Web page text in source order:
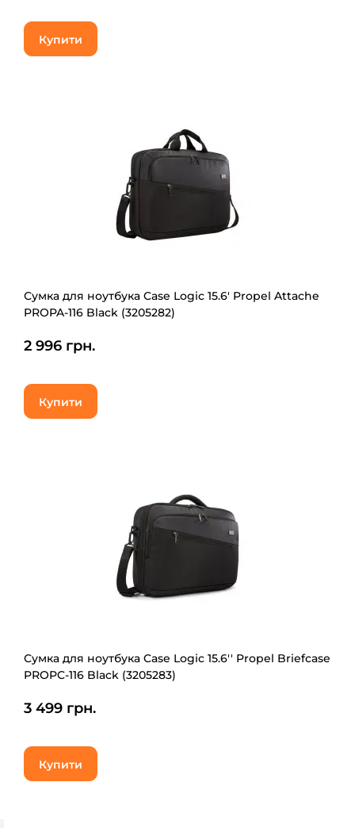
Купити
Сумка для ноутбука Case Logic 15.6' Propel Attache
PROPA-116 Black (3205282)
2 996 грн.
Купити
Сумка для ноутбука Case Logic 15.6'' Propel Briefcase
PROPC-116 Black (3205283)
3 499 грн.
Купити